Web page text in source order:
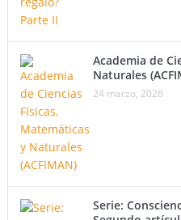
Academia de
Naturales
24 marzo, 2026
Serie: